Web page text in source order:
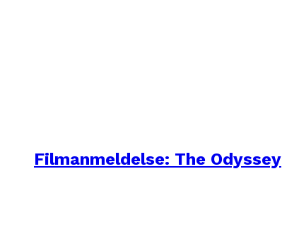
Filmanmeldelse: The Odyssey